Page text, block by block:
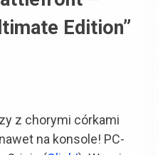
Edition”
z chorymi córkami
na konsole! PC-